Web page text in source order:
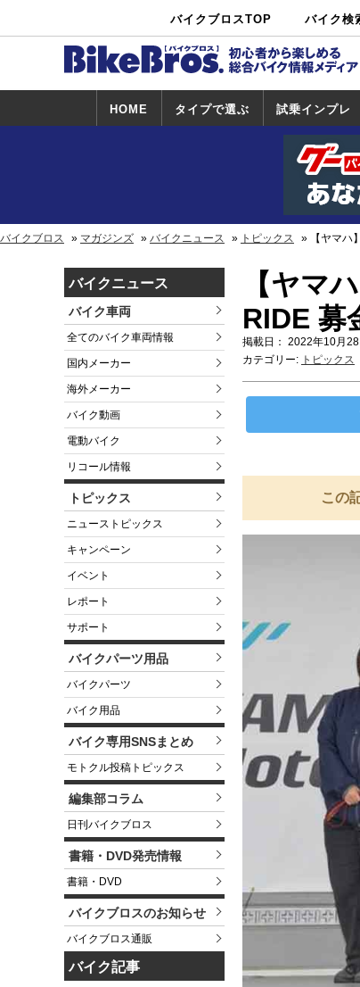
バイクブロスTOP バイク検
中古バイ
ク・新車検
カタログ検
索
ショップ検
索
HOME タイプで選ぶ 試乗インプレ
試乗インプレ
一覧
ホンダ
ヤマハ
スズキ
カワサキ
ハーレー
BMW
トライアンフ
ドゥカティ
バイクブロス マガジンズ バイクニュース トピックス 【ヤマ
バイクニュース
バイク車両
全てのバイク車両情報
国内メーカー
海外メーカー
バイク動画
電動バイク
リコール情報
トピックス
ニューストピックス
キャンペーン
イベント
レポート
サポート
バイクパーツ用品
バイクパーツ
バイク用品
バイク専用SNSまとめ
モトクル投稿トピックス
編集部コラム
日刊バイクブロス
書籍・DVD発売情報
書籍・DVD
バイクブロスのお知らせ
バイクブロス通販
バイク記事
【ヤマ
RIDE 募
掲載日： 2022年10月
カテゴリー: トピックス
この